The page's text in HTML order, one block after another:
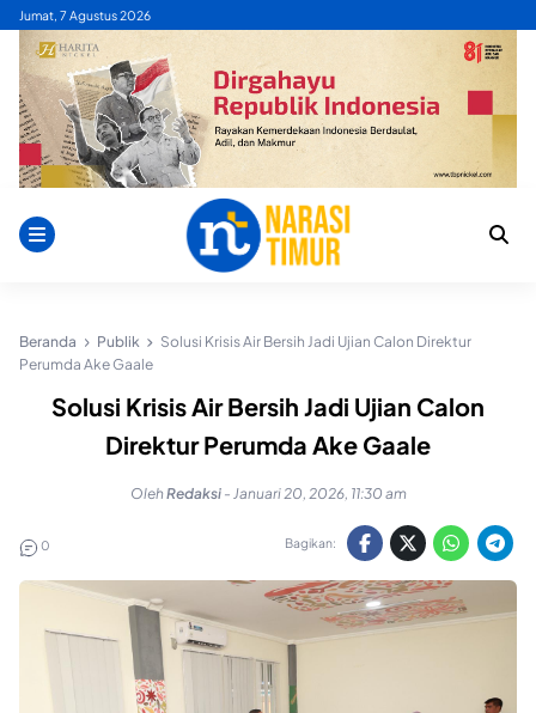
Skip
content
Jumat, 7 Agustus 2026
Beranda Publik
Solusi Krisis Air Bersih Jadi Ujian Calon Direktur
Perumda Ake Gaale
Solusi Krisis Air Bersih Jadi Ujian Calon
Direktur Perumda Ake Gaale
OlehRedaksi - Januari 20, 2026, 11:30 am
0 Bagikan: